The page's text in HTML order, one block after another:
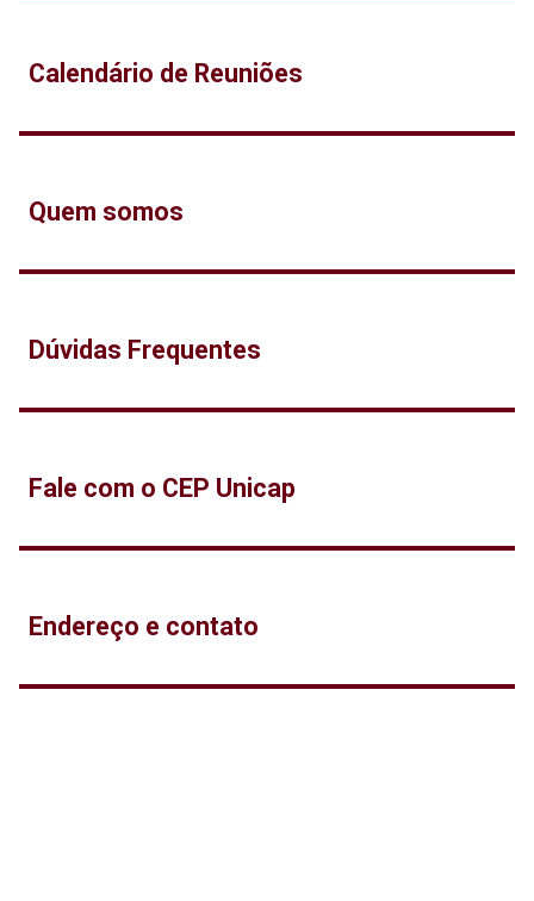
Calendário de Reuniões
Quem somos
Dúvidas Frequentes
Fale com o CEP Unicap
Endereço e contato